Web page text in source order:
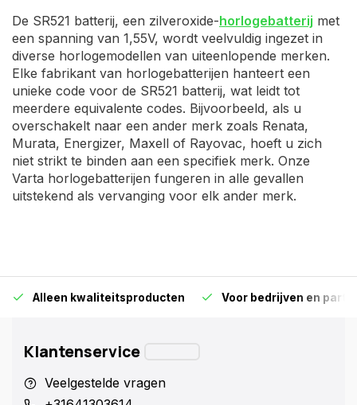
De SR521 batterij, een zilveroxide-horlogebatterij met
een spanning van 1,55V, wordt veelvuldig ingezet in
diverse horlogemodellen van uiteenlopende merken.
Elke fabrikant van horlogebatterijen hanteert een
unieke code voor de SR521 batterij, wat leidt tot
meerdere equivalente codes. Bijvoorbeeld, als u
overschakelt naar een ander merk zoals Renata,
Murata, Energizer, Maxell of Rayovac, hoeft u zich
niet strikt te binden aan een specifiek merk. Onze
Varta horlogebatterijen fungeren in alle gevallen
uitstekend als vervanging voor elk ander merk.
Alleen kwaliteitsproducten Voor bedrijven en
Klantenservice
Veelgestelde vragen